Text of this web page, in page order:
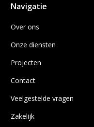
Navigatie
Over ons
Onze diensten
Projecten
Contact
Veelgestelde vragen
Zakelijk